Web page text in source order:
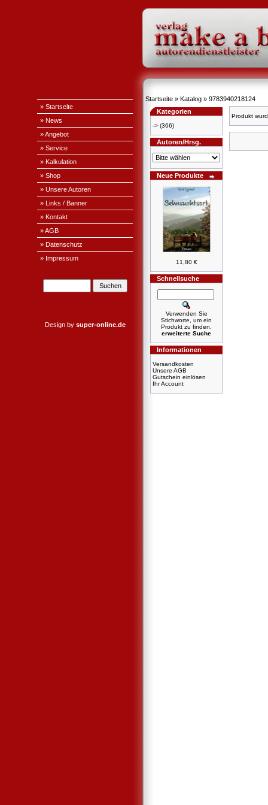
» Startseite
» News
» Angebot
» Service
» Kalkulation
» Shop
» Unsere Autoren
» Links / Banner
» Kontakt
» AGB
» Datenschutz
» Impressum
Design by super-online.de
Startseite » Katalog » 9783940218124
Kategorien
-> (366)
Autoren/Hrsg.
Neue Produkte
11,80 €
Schnellsuche
Verwenden Sie
Stichworte, um ein
Produkt zu finden.
erweiterte Suche
Informationen
Versandkosten
Unsere AGB
Gutschein einlösen
Ihr Account
Produkt